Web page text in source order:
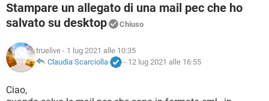
INSTAGRAM WHATSAPP
TIKTOK
HARDWARE
iOS
TIKTOK FACEBOOK
COVID-19 GAMING
INTRATTENIMENTO
iOS
INSTAGRAM
TIKTOK
FORUM
INTRATTENIMENTO ANDROID
GLOSSARIO
COVID-19
INTRATTENIMENTO
Stampare un allegato di una mail pec che ho
salvato su desktop
Chiuso
truelive - 1 lug 2021 alle 10:35
Claudia Scarciolla
- 12 lug 2021 alle 16:55
Ciao,